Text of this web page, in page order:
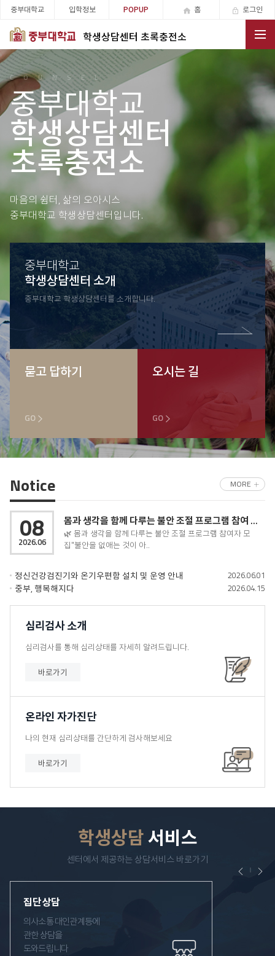
학생상담센터 초록충전소
중부대학교 입학정보 POPUP 홈 로그인
COUNSEL
중부대학교
학생상담센터
초록충전소
마음의 쉼터, 삶의 오아시스
중부대학교 학생상담센터입니다.
중부대학교
학생상담센터 소개
중부대학교 학생상담센터를 소개합니다.
묻고 답하기
GO
오시는 길
GO
Notice
2026.06
08 몸과 생각을 함께 다루는 불안 조절 프로그램 참여 안내
🌿 몸과 생각을 함께 다루는 불안 조절 프로그램 참여자 모
집"불안을 없애는 것이 아..
2026.0601
정신건강검진기와 온기우편함 설치 및 운영 안내
2026.04 15
중부, 행복해지다
MORE
심리검사 소개
심리검사를 통해 심리상태를 자세히 알려드립니다.
바로가기
온라인 자가진단
나의 현재 심리상태를 간단하게 검사해보세요
바로가기
학생상담서비스
센터에서 제공하는 상담서비스 바로가기
집단상담
의사소통 대인관계등에
관한 상담을
도와드립니다
Prev